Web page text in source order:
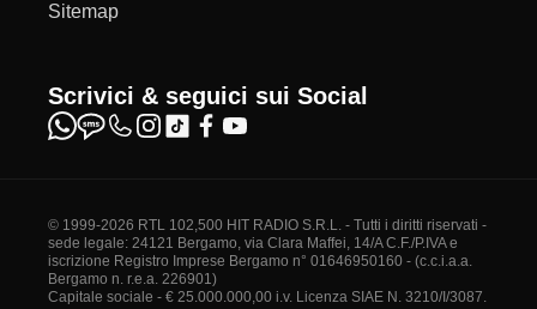
Sitemap
Scrivici & seguici sui Social
© 1999-2026 RTL 102,500 HIT RADIO S.R.L. - Tutti i diritti riservati -
sede legale: 24121 Bergamo, via Clara Maffei, 14/A C.F./P.IVA e
iscrizione Registro Imprese Bergamo n° 01646950160 - (c.c.i.a.a.
Bergamo n. r.e.a. 226901)
Capitale sociale - € 25.000.000,00 i.v. Licenza SIAE N. 3210/I/3087.